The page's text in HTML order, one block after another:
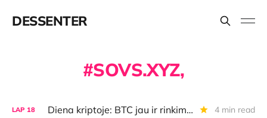
DESSENTER
SOVS.XYZ,
LAP 18 Diena kriptoje: BTC jau ir rinkimuose Lenkijoje, "OpenAI" ICO, USD 120 investicija ir USD 179 mln. pelnas 4 min read